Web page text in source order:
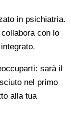
in psichiatria.
con lo
sarà il
nel primo
alla tua